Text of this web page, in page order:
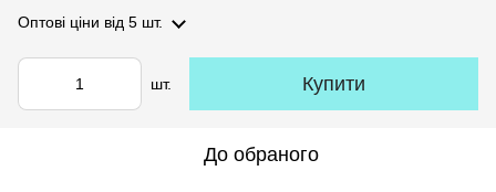
Оптові ціни від 5 шт.
шт. Купити
До обраного